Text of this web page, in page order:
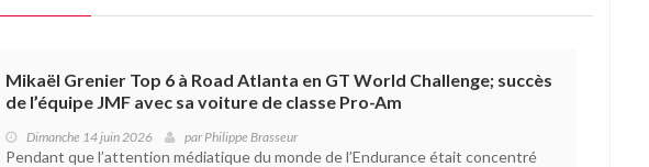
Mikaël Grenier Top 6 à Road Atlanta en GT World Challenge; succès
de l’équipe JMF avec sa voiture de classe Pro-Am
Dimanche 14 juin 2026 parPhilippe Brasseur
Pendant que l’attention médiatique du monde de l’Endurance était concentré